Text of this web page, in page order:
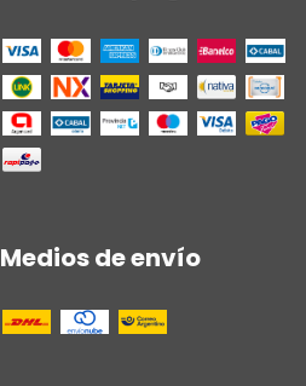
Medios de envío